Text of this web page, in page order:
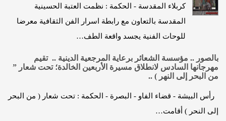
كربلاء المقدسة - الحكمة : نظمت العتبة الحسينية
المقدسة بالتعاون مع رابطة اسرار الفن الثقافية معرضا
للوحات الفنية يجسد واقعة الطف…
بالصور .. مؤسسة الشعائر برعاية المرجعية الدينية .. تقيم
مهرجانها السادس لانطلاق مسيرة الأربعين الخالدة؛ تحت شعار ”
من البحر إلى النهر ) ..
رأس البيشة - قضاء الفاو - البصرة - الحكمة : تحت شعار ( من البحر
إلى النحر ) أقامت…